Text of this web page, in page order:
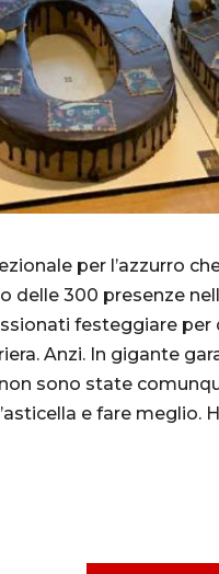
per l’azzurro
delle 300 presenze
festeggiare
Anzi. In gigante
sono state
e fare meglio.